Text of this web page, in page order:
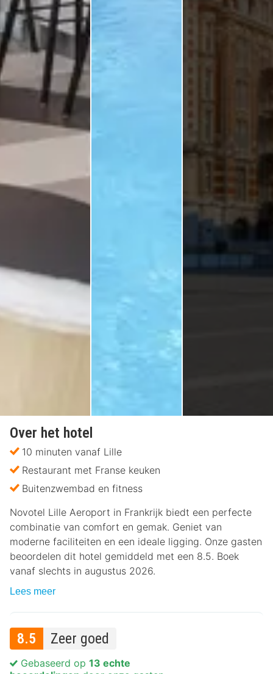
Over het hotel
10 minuten vanaf Lille
Restaurant met Franse keuken
Buitenzwembad en fitness
Novotel Lille Aeroport in Frankrijk biedt een perfecte
combinatie van comfort en gemak. Geniet van
moderne faciliteiten en een ideale ligging. Onze gasten
beoordelen dit hotel gemiddeld met een 8.5. Boek
vanaf slechts in augustus 2026.
Lees meer
8.5 Zeer goed
Gebaseerd op 13 echte